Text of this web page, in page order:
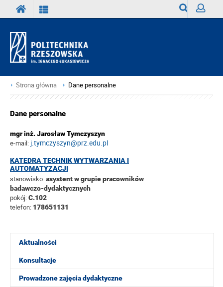
Strona główna Dane personalne
Aktualności
Konsultacje
Prowadzone zajęcia dydaktyczne
Dane personalne
mgr inż. Jarosław Tymczyszyn
e-mail: j.tymczyszyn@prz.edu.pl
KATEDRA TECHNIK WYTWARZANIA I
AUTOMATYZACJI
stanowisko:asystent w grupie pracowników
badawczo-dydaktycznych
pokój:C.102
telefon: 178651131